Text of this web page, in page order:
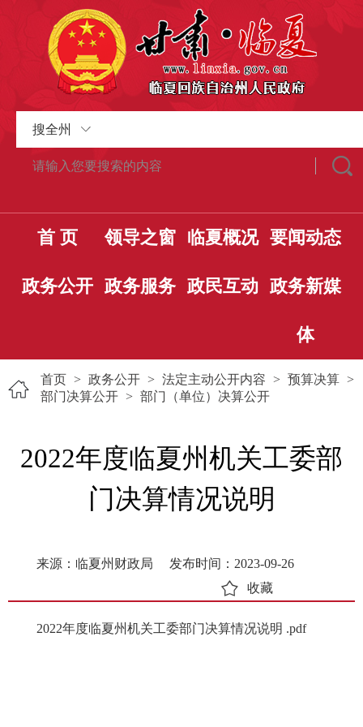
搜全州
首 页 领导之窗 临夏概况 要闻动态
政务公开 政务服务 政民互动 政务新媒
体
首页 > 政务公开 > 法定主动公开内容 > 预算决算 >
部门决算公开 > 部门（单位）决算公开
2022年度临夏州机关工委部
门决算情况说明
来源：临夏州财政局
发布时间：2023-09-26
收藏
2022年度临夏州机关工委部门决算情况说明 .pdf